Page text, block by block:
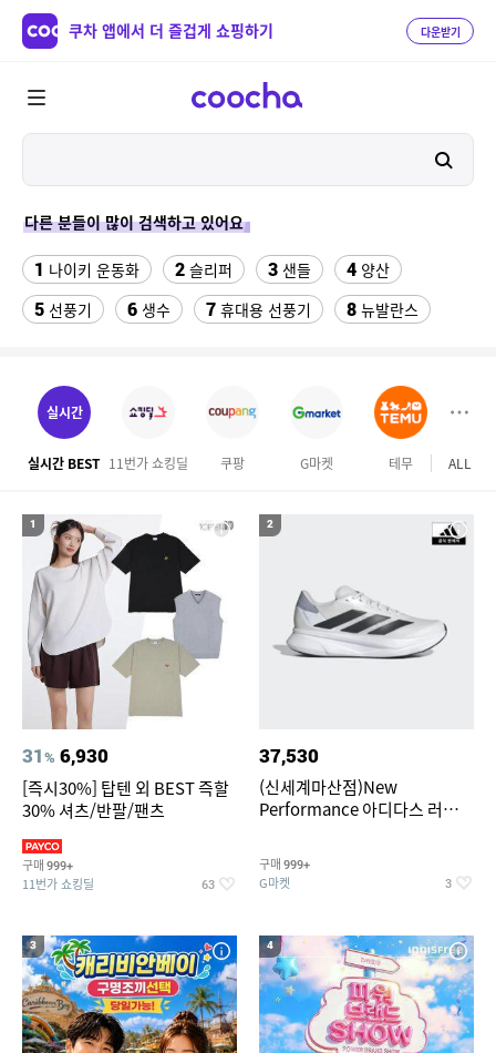
쿠차 앱에서 더 즐겁게 쇼핑하기 다운받기
다른 분들이 많이 검색하고 있어요
1 나이키 운동화 2 슬리퍼 3 샌들 4 양산
5 선풍기 6 생수 7 휴대용 선풍기 8 뉴발란스
12 메가커피 라인댄스화 구두
15 쥐포1kg 여자라인 댄스복
18 발바닥저주파 마사지기 19 버거킹 ALL
실시간
실시간 BEST 11번가 쇼킹딜 쿠팡 G마켓 테무 하프
1
31% 6,930
[즉시30%] 탑텐 외 BEST 즉할
30% 셔츠/반팔/팬츠
구매 999+
11번가 쇼킹딜 63
2
37,530
(신세계마산점)New
Performance 아디다스 러닝화
구매 999+
G마켓 3
3 4